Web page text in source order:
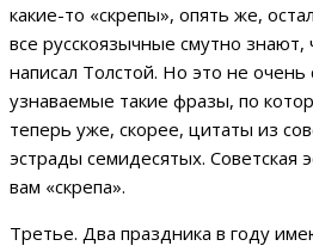
какие-то «скрепы», опять же,
все русскоязычные смутно
написал Толстой. Но это не очень
узнаваемые такие фразы, по
теперь уже, скорее, цитаты из
эстрады семидесятых. Советская
вам «скрепа».
Третье. Два праздника в году